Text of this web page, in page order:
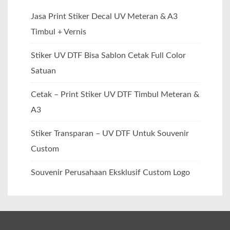
Jasa Print Stiker Decal UV Meteran & A3
Timbul + Vernis
Stiker UV DTF Bisa Sablon Cetak Full Color
Satuan
Cetak – Print Stiker UV DTF Timbul Meteran &
A3
Stiker Transparan – UV DTF Untuk Souvenir
Custom
Souvenir Perusahaan Eksklusif Custom Logo